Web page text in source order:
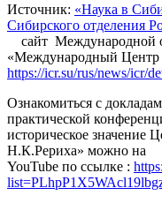
Источник: «Наука в
Сибирского отделения
сайт Международной
«Международный Центр
https://icr.su/rus/news/icr/
Ознакомиться с
практической
историческое значение
Н.К.Рериха» можно на
YouTube по ссылке :